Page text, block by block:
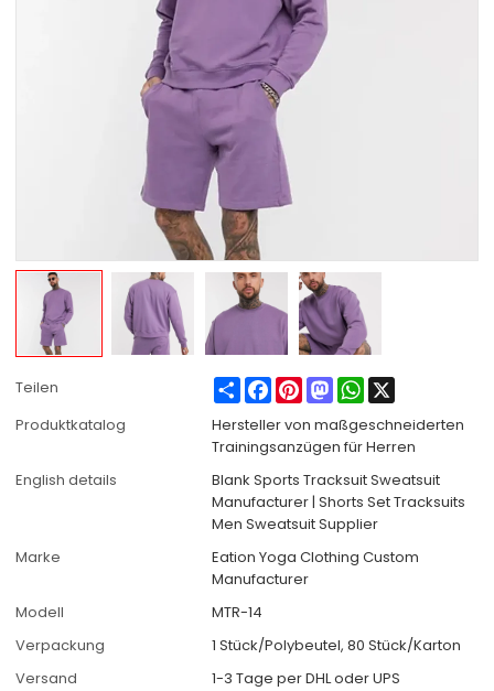
Teilen ShareFacebook
PinterestMastodonWhatsApp
Produktkatalog
Hersteller von maßgeschneiderten
Trainingsanzügen für Herren
English details
Blank Sports Tracksuit Sweatsuit
Manufacturer | Shorts Set Tracksuits
Men Sweatsuit Supplier
Marke
Eation Yoga Clothing Custom
Manufacturer
Modell
MTR-14
Verpackung
1 Stück/Polybeutel, 80 Stück/Karton
Versand
1-3 Tage per DHL oder UPS